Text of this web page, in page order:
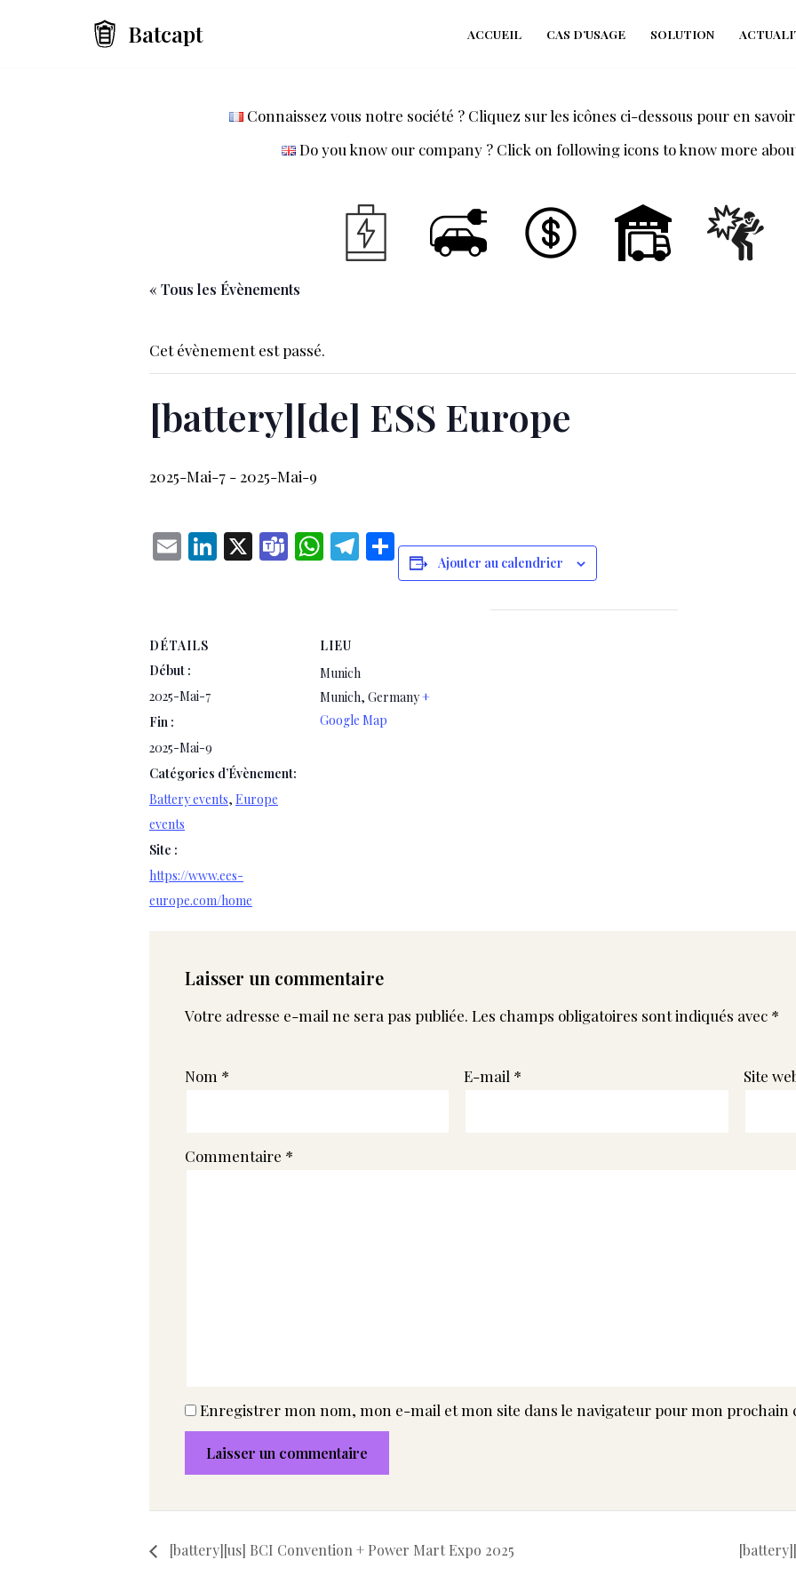
Batcapt ACCUEIL CAS D’USAGE SOLUTION
Connaissez vous notre société ? Cliquez sur les icônes ci-dessous pour en
Do you know our company ? Click on following icons to know more
« Tous les Évènements
Cet évènement est passé.
[battery][de] ESS Europe
2025-Mai-7 - 2025-Mai-9
EmailLinkedIn
X TeamsWhatsApp
Telegram
Partager
Ajouter au calendrier
DÉTAILS
Début :
2025-Mai-7
Fin :
2025-Mai-9
Catégories d’Évènement:
Battery events, Europe
events
Site :
https://www.ees-
europe.com/home
LIEU
Munich
Munich, Germany+
Google Map
Laisser un commentaire
Votre adresse e-mail ne sera pas publiée. Les champs obligatoires sont indiqués avec *
Nom * E-mail * Site
Commentaire *
Enregistrer mon nom, mon e-mail et mon site dans le navigateur pour mon prochain
[battery][us] BCI Convention + Power Mart Expo 2025